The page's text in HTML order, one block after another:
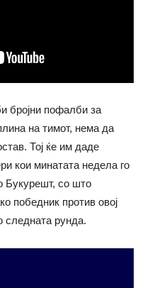
бројни пофалби за
на тимот, нема да
Тој ќе им даде
кои минатата недела го
Букурешт, со што
победник против овој
следната рунда.